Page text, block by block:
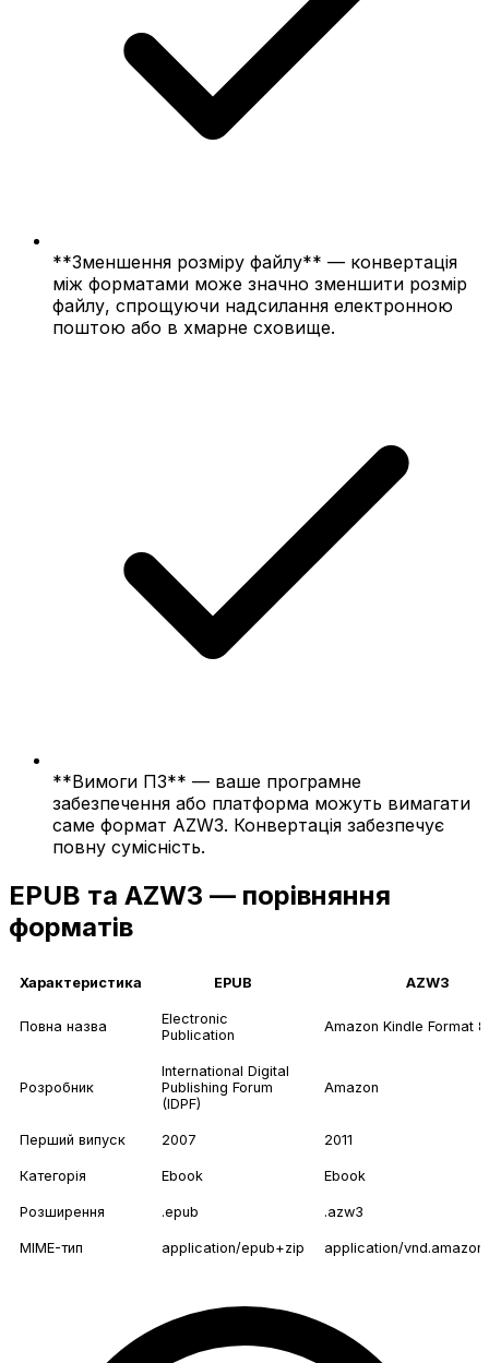
**Зменшення розміру файлу** — конвертація
між форматами може значно зменшити розмір
файлу, спрощуючи надсилання електронною
поштою або в хмарне сховище.
**Вимоги ПЗ** — ваше програмне
забезпечення або платформа можуть вимагати
саме формат AZW3. Конвертація забезпечує
повну сумісність.
EPUB та AZW3 — порівняння
форматів
Характеристика EPUB AZW3
Повна назва
Electronic
Publication
Amazon Kindle Format 8
Розробник
International Digital
Publishing Forum
(IDPF)
Amazon
Перший випуск 2007 2011
Категорія Ebook Ebook
Розширення .epub .azw3
MIME-тип application/epub+zip application/